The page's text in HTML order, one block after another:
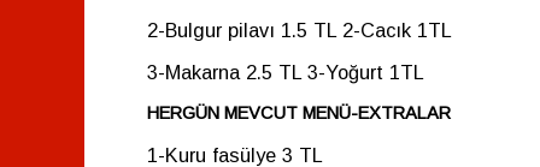
2-Bulgur pilavı 1.5 TL 2-Cacık 1TL
3-Makarna 2.5 TL 3-Yoğurt 1TL
HERGÜN MEVCUT MENÜ-EXTRALAR
1-Kuru fasülye 3 TL